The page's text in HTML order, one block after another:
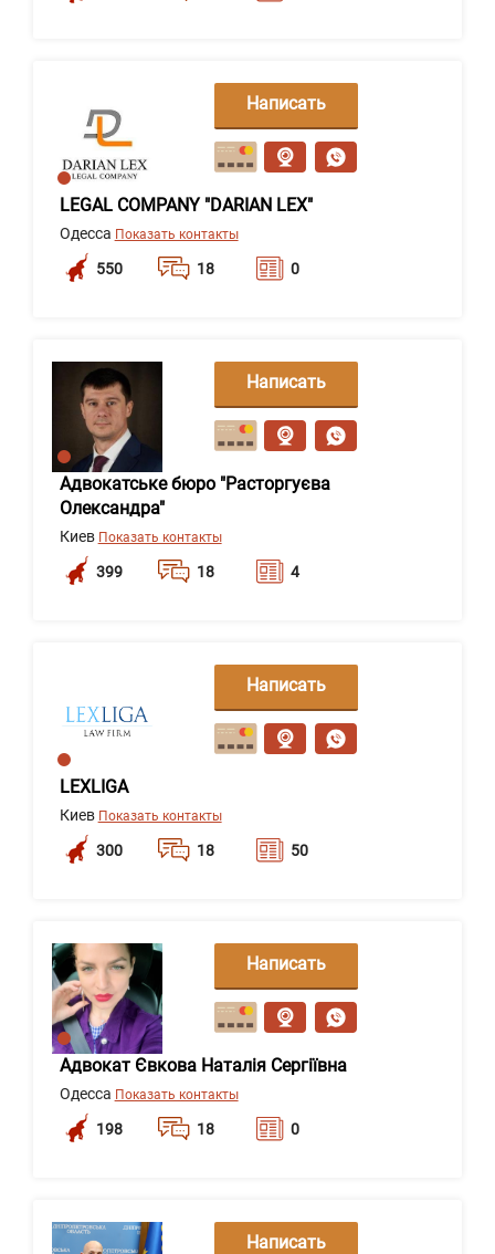
LEGAL COMPANY "DARIAN LEX"
Одесса Показать контакты
550 18 0
Написать
сообщение
Адвокатське бюро "Расторгуєва
Олександра"
Киев Показать контакты
399 18 4
Написать
сообщение
LEXLIGA
Киев Показать контакты
300 18 50
Написать
сообщение
Адвокат Євкова Наталія Сергіївна
Одесса Показать контакты
198 18 0
Написать
сообщение
Написать